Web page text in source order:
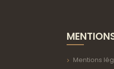
Mentions